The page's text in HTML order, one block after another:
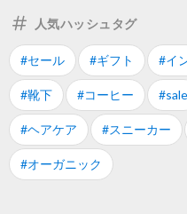
人気ハッシュタグ
#セール #ギフト #イ
#靴下 #コーヒー #sale
#ヘアケア #スニーカー
#オーガニック